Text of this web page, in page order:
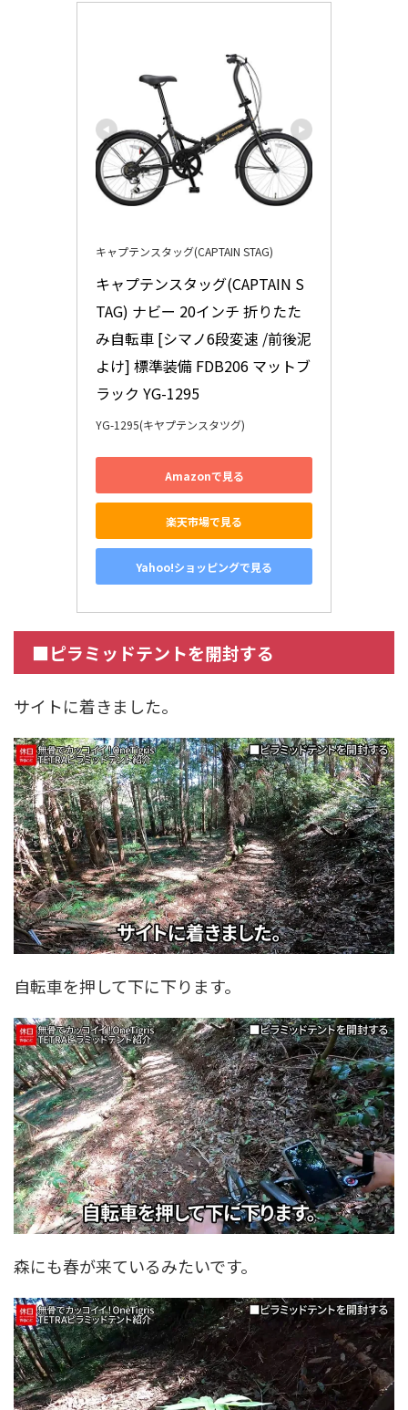
キャプテンスタッグ(CAPTAIN STAG)
キャプテンスタッグ(CAPTAIN S
TAG) ナビー 20インチ 折りたた
み自転車 [シマノ6段変速 /前後泥
よけ] 標準装備 FDB206 マットブ
ラック YG-1295
YG-1295(キヤプテンスタツグ)
Amazonで見る
楽天市場で見る
Yahoo!ショッピングで見る
■ピラミッドテントを開封する
サイトに着きました。
自転車を押して下に下ります。
森にも春が来ているみたいです。